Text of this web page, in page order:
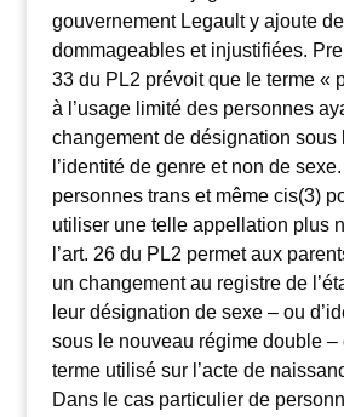
gouvernement Legault y ajoute
dommageables et injustifiées.
33 du PL2 prévoit que le terme «
à l’usage limité des personnes
changement de désignation sous
l’identité de genre et non de
personnes trans et même cis(3)
utiliser une telle appellation plus
l’art. 26 du PL2 permet aux
un changement au registre de
leur désignation de sexe – ou
sous le nouveau régime double –
terme utilisé sur l’acte de
Dans le cas particulier de